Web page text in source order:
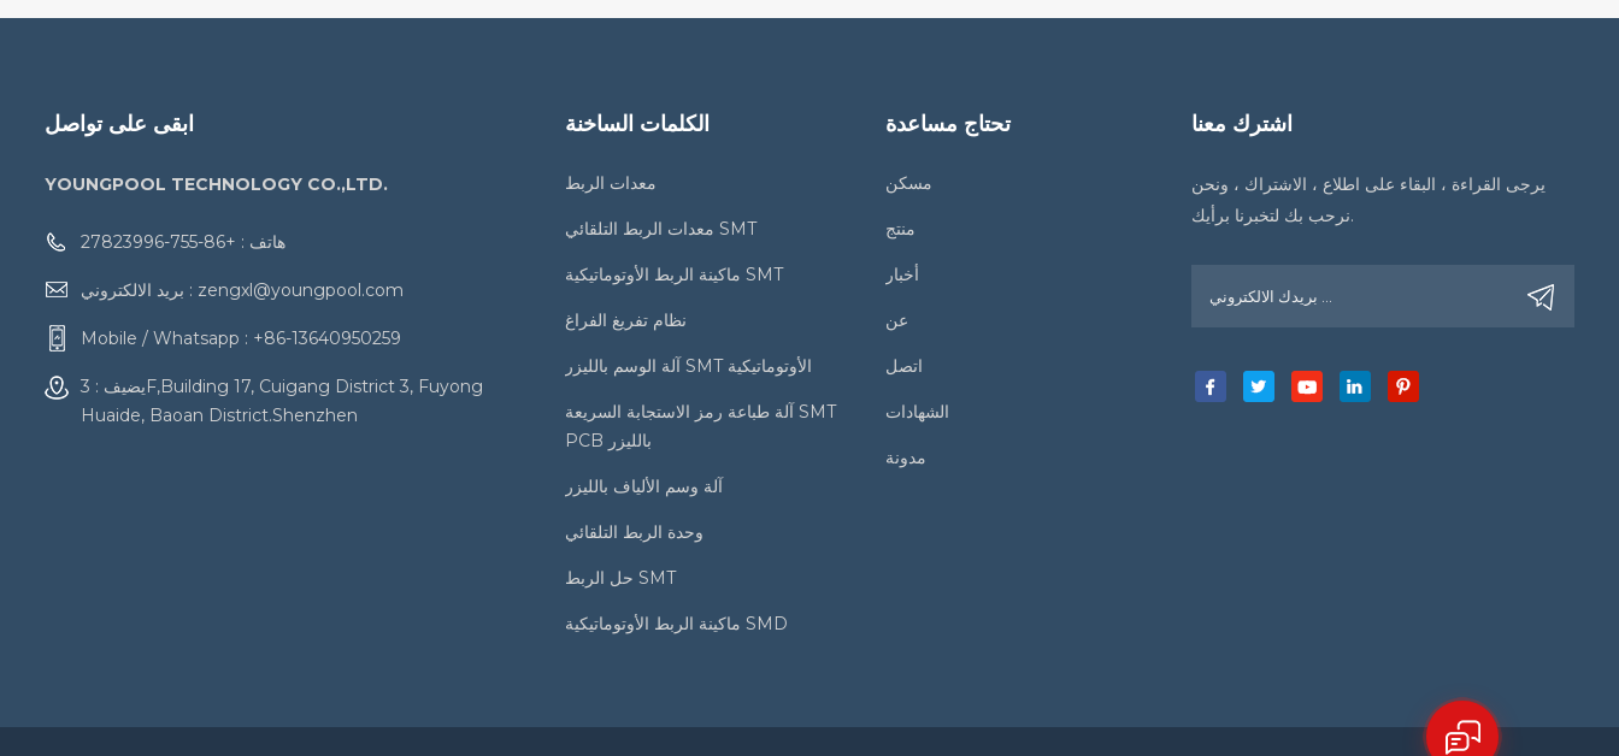
ابقى على تواصل
YOUNGPOOL TECHNOLOGY CO.,LTD.
هاتف : +86-755-27823996
بريد الالكتروني : zengxl@youngpool.com
Mobile / Whatsapp : +86-13640950259
يضيف : 3F,Building 17, Cuigang District 3, Fuyong
Huaide, Baoan District.Shenzhen
الكلمات الساخنة
معدات الربط
معدات الربط التلقائي SMT
ماكينة الربط الأوتوماتيكية SMT
نظام تفريغ الفراغ
آلة الوسم بالليزر SMT الأوتوماتيكية
آلة طباعة رمز الاستجابة السريعة SMT
PCB بالليزر
آلة وسم الألياف بالليزر
وحدة الربط التلقائي
حل الربط SMT
ماكينة الربط الأوتوماتيكية SMD
تحتاج مساعدة
مسكن
منتج
أخبار
عن
اتصل
الشهادات
مدونة
اشترك معنا
يرجى القراءة ، البقاء على اطلاع ، الاشتراك ، ونحن
نرحب بك لتخبرنا برأيك.